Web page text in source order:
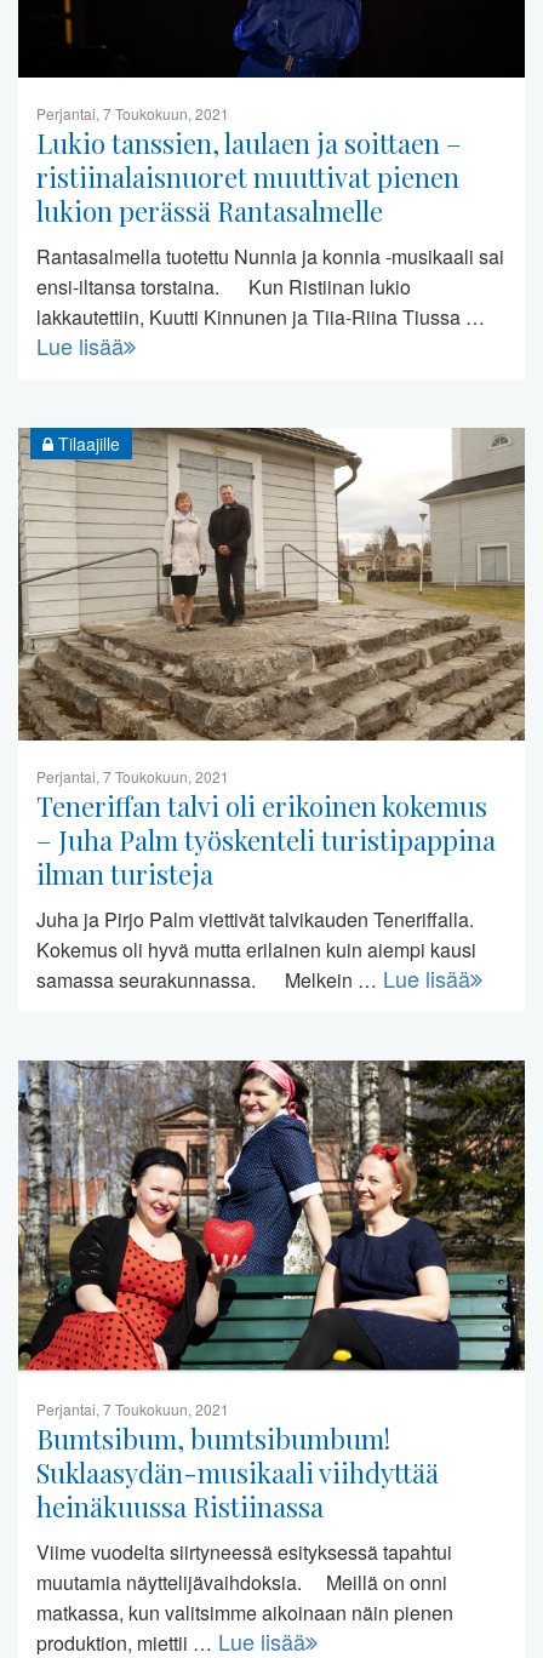
Perjantai, 7 Toukokuun, 2021
Lukio tanssien, laulaen ja soittaen –
ristiinalaisnuoret muuttivat pienen
lukion perässä Rantasalmelle
Rantasalmella tuotettu Nunnia ja konnia -musikaali sai
ensi-iltansa torstaina. Kun Ristiinan lukio
lakkautettiin, Kuutti Kinnunen ja Tiia-Riina Tiussa …
Lue lisää
Tilaajille
Perjantai, 7 Toukokuun, 2021
Teneriffan talvi oli erikoinen kokemus
– Juha Palm työskenteli turistipappina
ilman turisteja
Juha ja Pirjo Palm viettivät talvikauden Teneriffalla.
Kokemus oli hyvä mutta erilainen kuin aiempi kausi
samassa seurakunnassa. Melkein … Lue lisää
Perjantai, 7 Toukokuun, 2021
Bumtsibum, bumtsibumbum!
Suklaasydän-musikaali viihdyttää
heinäkuussa Ristiinassa
Viime vuodelta siirtyneessä esityksessä tapahtui
muutamia näyttelijävaihdoksia. Meillä on onni
matkassa, kun valitsimme aikoinaan näin pienen
produktion, miettii … Lue lisää